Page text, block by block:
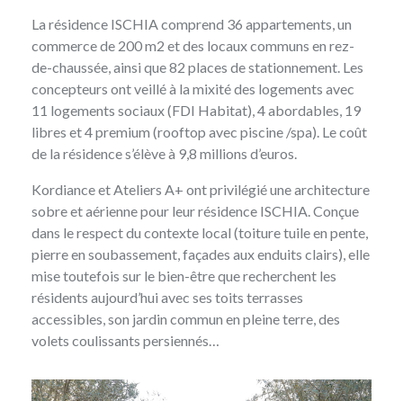
La résidence ISCHIA comprend 36 appartements, un
commerce de 200 m2 et des locaux communs en rez-
de-chaussée, ainsi que 82 places de stationnement. Les
concepteurs ont veillé à la mixité des logements avec
11 logements sociaux (FDI Habitat), 4 abordables, 19
libres et 4 premium (rooftop avec piscine /spa). Le coût
de la résidence s’élève à 9,8 millions d’euros.
Kordiance etAteliers A+ ont privilégié une architecture
sobre et aérienne pour leur résidence ISCHIA. Conçue
dans le respect du contexte local (toiture tuile en pente,
pierre en soubassement, façades aux enduits clairs), elle
mise toutefois sur le bien-être que recherchent les
résidents aujourd’hui avec ses toits terrasses
accessibles, son jardin commun en pleine terre, des
volets coulissants persiennés…